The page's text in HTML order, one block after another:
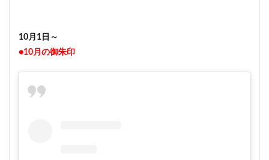
10月1日～
●10月の御朱印